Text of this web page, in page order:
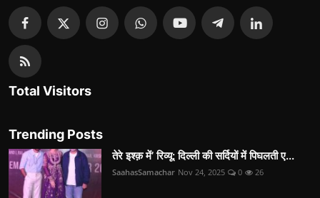
Total Visitors
Trending Posts
तेरे इश्क़ में’ रिव्यू: दिल्ली की सर्दियों में पिघलती ए...
SaahasSamachar Nov 24, 2025 0 26